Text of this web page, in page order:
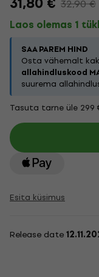
32,90 €
Laos olemas 1
SAA PAREM HIND
Osta vähemalt
allahindluskood
suurema
Tasuta tarne üle 299
Esita küsimus
Release date